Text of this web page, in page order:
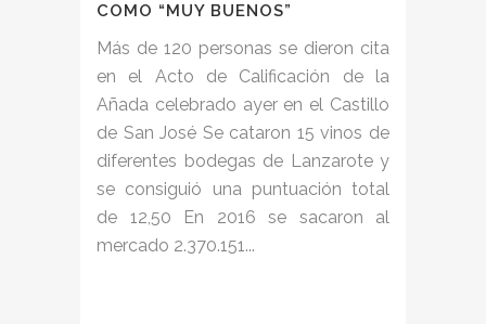
COMO “MUY BUENOS”
Más de 120 personas se dieron cita
en el Acto de Calificación de la
Añada celebrado ayer en el Castillo
de San José Se cataron 15 vinos de
diferentes bodegas de Lanzarote y
se consiguió una puntuación total
de 12,50 En 2016 se sacaron al
mercado 2.370.151...